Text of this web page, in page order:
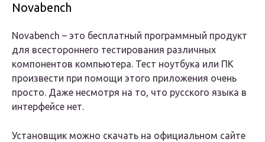
Novabench
Novabench – это бесплатный программный продукт
для всестороннего тестирования различных
компонентов компьютера. Тест ноутбука или ПК
произвести при помощи этого приложения очень
просто. Даже несмотря на то, что русского языка в
интерфейсе нет.
Установщик можно скачать на официальном сайте